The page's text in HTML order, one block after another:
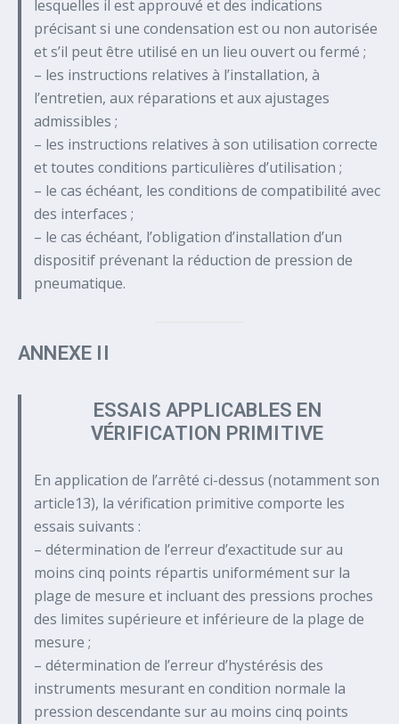
lesquelles il est approuvé et des indications
précisant si une condensation est ou non autorisée
et s’il peut être utilisé en un lieu ouvert ou fermé ;
– les instructions relatives à l’installation, à
l’entretien, aux réparations et aux ajustages
admissibles ;
– les instructions relatives à son utilisation correcte
et toutes conditions particulières d’utilisation ;
– le cas échéant, les conditions de compatibilité avec
des interfaces ;
– le cas échéant, l’obligation d’installation d’un
dispositif prévenant la réduction de pression de
pneumatique.
ANNEXE II
ESSAIS APPLICABLES EN
VÉRIFICATION PRIMITIVE
En application de l’arrêté ci-dessus (notamment son
article13), la vérification primitive comporte les
essais suivants :
– détermination de l’erreur d’exactitude sur au
moins cinq points répartis uniformément sur la
plage de mesure et incluant des pressions proches
des limites supérieure et inférieure de la plage de
mesure ;
– détermination de l’erreur d’hystérésis des
instruments mesurant en condition normale la
pression descendante sur au moins cinq points